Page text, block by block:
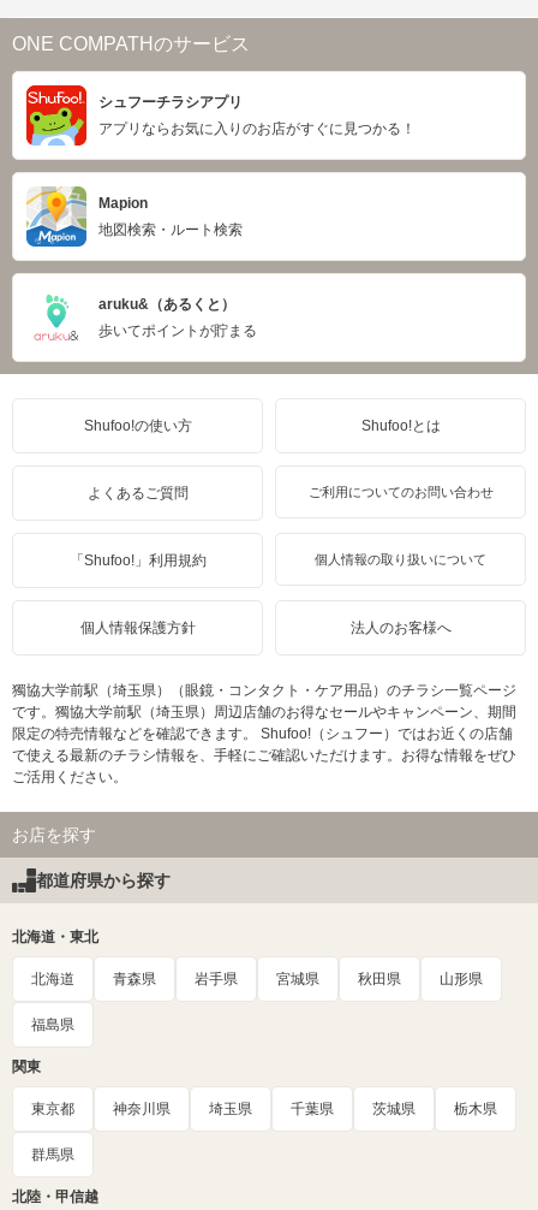
ONE COMPATHのサービス
シュフーチラシアプリ
アプリならお気に入りのお店がすぐに見つかる！
Mapion
地図検索・ルート検索
aruku&（あるくと）
歩いてポイントが貯まる
Shufoo!の使い方 Shufoo!とは
よくあるご質問 ご利用についてのお問い合わせ
「Shufoo!」利用規約 個人情報の取り扱いについて
個人情報保護方針 法人のお客様へ
獨協大学前駅（埼玉県）（眼鏡・コンタクト・ケア用品）のチラシ一覧ページ
です。獨協大学前駅（埼玉県）周辺店舗のお得なセールやキャンペーン、期間
限定の特売情報などを確認できます。 Shufoo!（シュフー）ではお近くの店舗
で使える最新のチラシ情報を、手軽にご確認いただけます。お得な情報をぜひ
ご活用ください。
お店を探す
都道府県から探す
北海道・東北
北海道 青森県 岩手県 宮城県 秋田県 山形県
福島県
関東
東京都 神奈川県 埼玉県 千葉県 茨城県 栃木県
群馬県
北陸・甲信越